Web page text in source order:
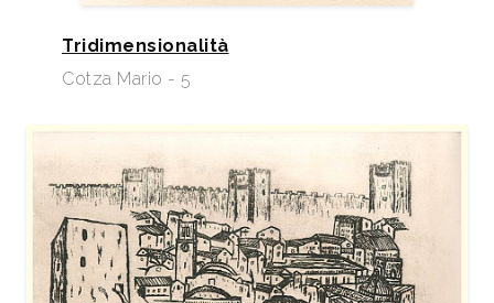
Tridimensionalità
Cotza Mario - 5